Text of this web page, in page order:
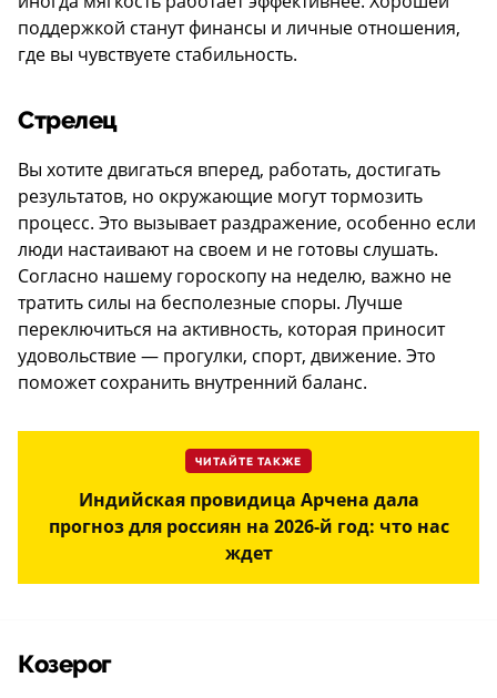
поддержкой станут финансы и личные отношения,
где вы чувствуете стабильность.
Стрелец
Вы хотите двигаться вперед, работать, достигать
результатов, но окружающие могут тормозить
процесс. Это вызывает раздражение, особенно если
люди настаивают на своем и не готовы слушать.
Согласно нашему гороскопу на неделю, важно не
тратить силы на бесполезные споры. Лучше
переключиться на активность, которая приносит
удовольствие — прогулки, спорт, движение. Это
поможет сохранить внутренний баланс.
ЧИТАЙТЕ ТАКЖЕ
Индийская провидица Арчена дала
прогноз для россиян на 2026-й год: что нас
ждет
Козерог